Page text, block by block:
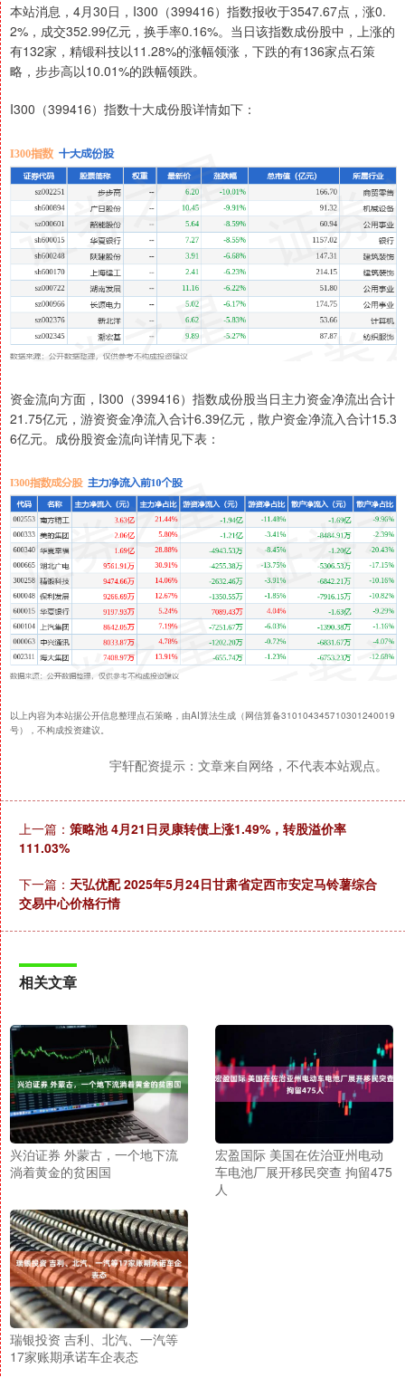
本站消息，4月30日，I300（399416）指数报收于3547.67点，涨0.
2%，成交352.99亿元，换手率0.16%。当日该指数成份股中，上涨的
有132家，精锻科技以11.28%的涨幅领涨，下跌的有136家点石策
略，步步高以10.01%的跌幅领跌。
I300（399416）指数十大成份股详情如下：
资金流向方面，I300（399416）指数成份股当日主力资金净流出合计
21.75亿元，游资资金净流入合计6.39亿元，散户资金净流入合计15.3
6亿元。成份股资金流向详情见下表：
以上内容为本站据公开信息整理点石策略，由AI算法生成（网信算备310104345710301240019
号），不构成投资建议。
宇轩配资提示：文章来自网络，不代表本站观点。
上一篇： 策略池 4月21日灵康转债上涨1.49%，转股溢价率
111.03%
下一篇： 天弘优配 2025年5月24日甘肃省定西市安定马铃薯综合
交易中心价格行情
相关文章
兴泊证券 外蒙古，一个地下流
淌着黄金的贫困国
宏盈国际 美国在佐治亚州电动
车电池厂展开移民突查 拘留475
人
瑞银投资 吉利、北汽、一汽等
17家账期承诺车企表态